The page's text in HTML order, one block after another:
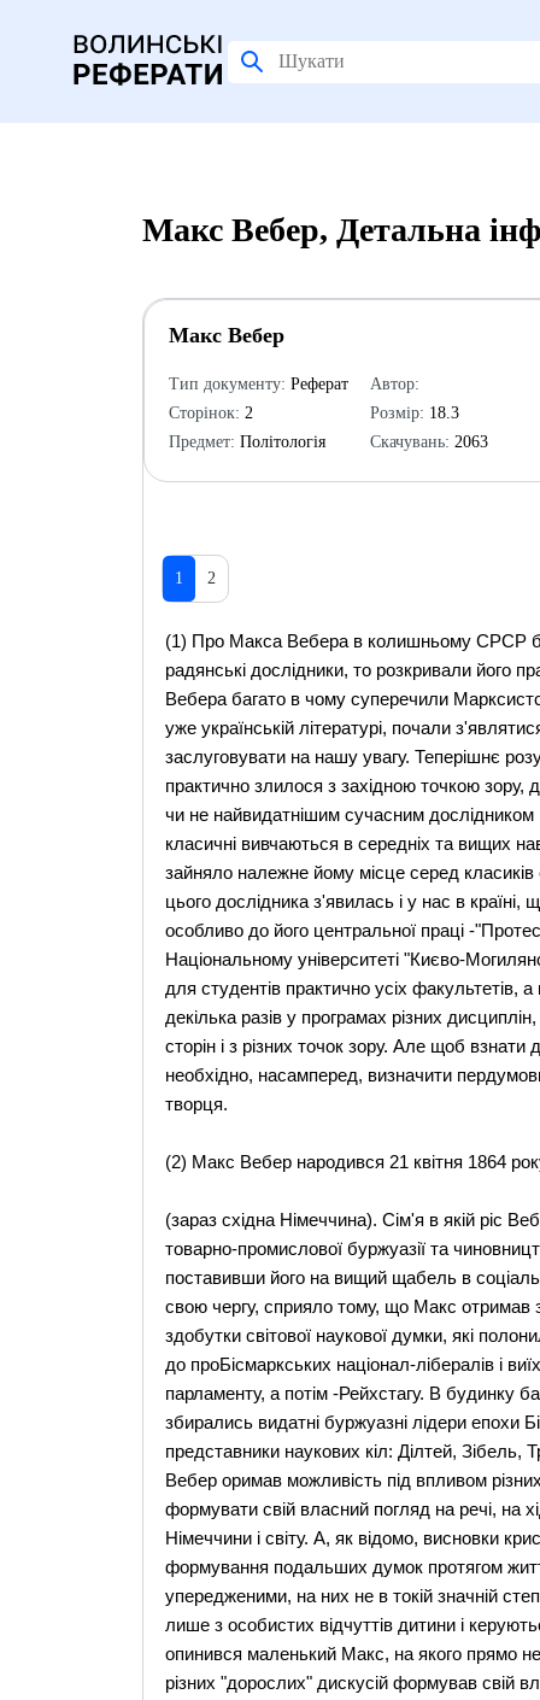
Макс Вебер, Детальна
Макс Вебер
Тип документу: Реферат
Сторінок: 2
Предмет: Політологія
Автор:
Розмір: 18.3
Скачувань: 2063
1 2
(1) Про Макса Вебера в колишньому СРСР
радянські дослідники, то розкривали його
Вебера багато в чому суперечили
уже українській літературі, почали
заслуговувати на нашу увагу. Теперішнє
практично злилося з західною точкою
чи не найвидатнішим сучасним
класичні вивчаються в середніх та вищих
зайняло належне йому місце серед
цього дослідника з'явилась і у нас в
особливо до його центральної праці -
Національному університеті "Києво-
для студентів практично усіх факультетів,
декілька разів у програмах різних
сторін і з різних точок зору. Але щоб взнати
необхідно, насамперед, визначити
творця.
(2) Макс Вебер народився 21 квітня 1864
(зараз східна Німеччина). Сім'я в якій ріс
товарно-промислової буржуазії та
поставивши його на вищий щабель в
свою чергу, сприяло тому, що Макс отримав
здобутки світової наукової думки, які
до проБісмаркських націонал-лібералів і
парламенту, а потім -Рейхстагу. В будинку
збирались видатні буржуазні лідери епохи
представники наукових кіл: Ділтей, Зібель,
Вебер оримав можливість під впливом
формувати свій власний погляд на речі, на
Німеччини і світу. А, як відомо, висновки
формування подальших думок протягом
упередженими, на них не в токій значній
лише з особистих відчуттів дитини і
опинився маленький Макс, на якого прямо не
різних "дорослих" дискусій формував свій